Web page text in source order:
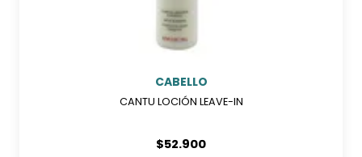
CABELLO
CANTU LOCIÓN LEAVE-IN
$52.900